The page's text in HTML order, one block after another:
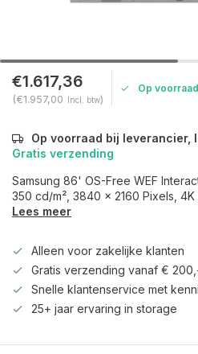
€1.617,36
(€1.957,00 Incl. btw)
Op voorraad
Op voorraad bij leverancier,
Gratis verzending
Samsung 86' OS-Free WEF
350 cd/m², 3840 x 2160 Pixels, 4K
Lees meer
Alleen voor zakelijke klanten
Gratis verzending vanaf €
Snelle klantenservice met
25+ jaar ervaring in storage